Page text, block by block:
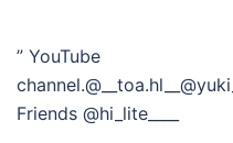
” YouTube
Friends @hi_lite____